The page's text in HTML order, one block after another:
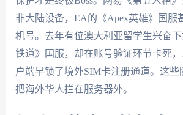
非大陆设备，EA的《Apex英雄》国服
机号。去年有位澳大利亚留学生兴奋
铁道》国服，却在账号验证环节卡死
户端早锁了境外SIM卡注册通道。这些
把海外华人拦在服务器外。